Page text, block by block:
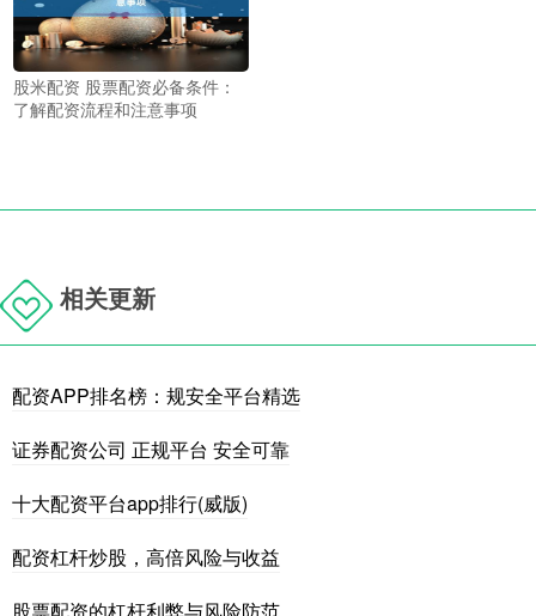
股米配资 股票配资必备条件：
了解配资流程和注意事项
相关更新
配资APP排名榜：规安全平台精选
证券配资公司 正规平台 安全可靠
十大配资平台app排行(威版)
配资杠杆炒股，高倍风险与收益
股票配资的杠杆利弊与风险防范